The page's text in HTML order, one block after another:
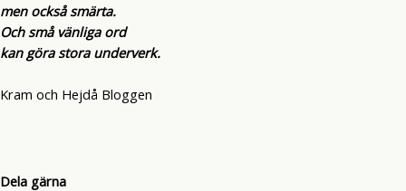
men också smärta.
Och små vänliga ord
kan göra stora underverk.
Kram och Hejdå Bloggen
Dela gärna